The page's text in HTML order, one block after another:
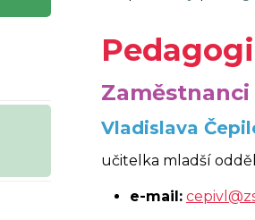
Zaměstnanci
Vladislava
učitelka mladší
e-mail: